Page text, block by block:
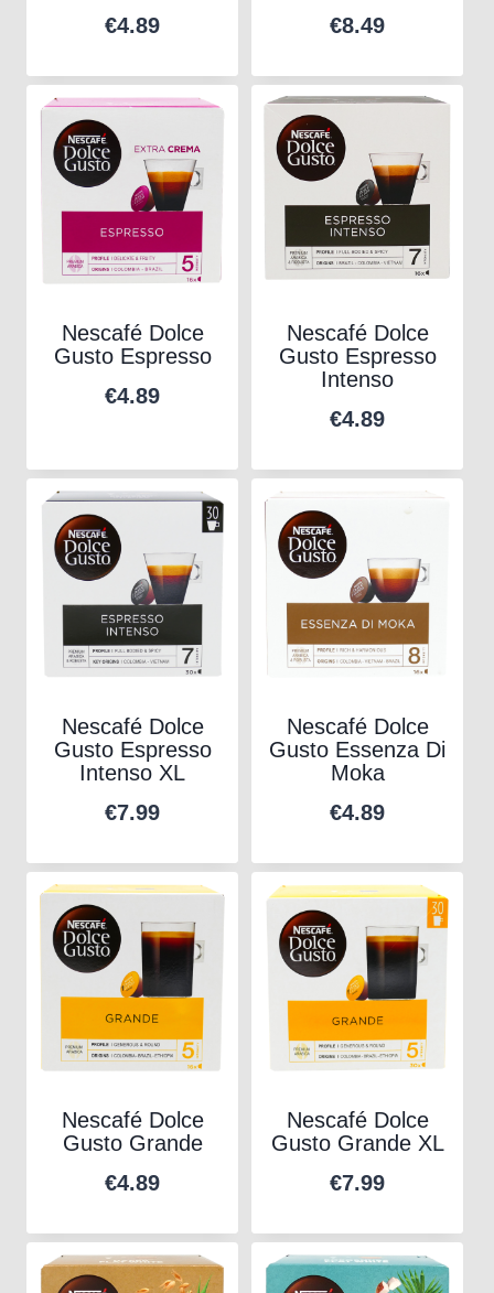
€4.89
€8.49
Nescafé Dolce
Gusto Espresso
€4.89
Nescafé Dolce
Gusto Espresso
Intenso
€4.89
Nescafé Dolce
Gusto Espresso
Intenso XL
€7.99
Nescafé Dolce
Gusto Essenza Di
Moka
€4.89
Nescafé Dolce
Gusto Grande
€4.89
Nescafé Dolce
Gusto Grande XL
€7.99